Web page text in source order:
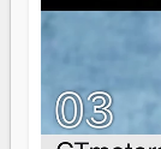
là que les
gouvernail,
ont la force,
n'est pas un
d'équipage.
Surtout vos
n'importe quel